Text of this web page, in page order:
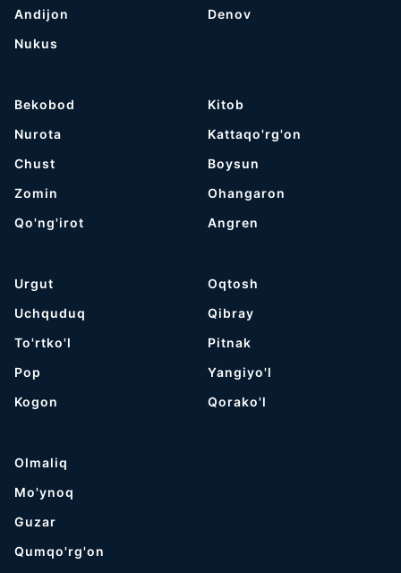
Andijon
Nukus
Denov
Bekobod
Nurota
Chust
Zomin
Qo'ng'irot
Kitob
Kattaqo'rg'on
Boysun
Ohangaron
Angren
Urgut
Uchquduq
To'rtko'l
Pop
Kogon
Oqtosh
Qibray
Pitnak
Yangiyo'l
Qorako'l
Olmaliq
Mo'ynoq
Guzar
Qumqo'rg'on